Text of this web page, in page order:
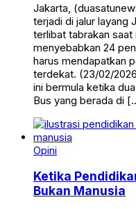
Jakarta,
terjadi di jalur layang
terlibat tabrakan saat
menyebabkan 24
harus mendapatkan
terdekat. (23/02/
ini bermula ketika
Bus yang berada di
Opini
Ketika
Bukan Manusia